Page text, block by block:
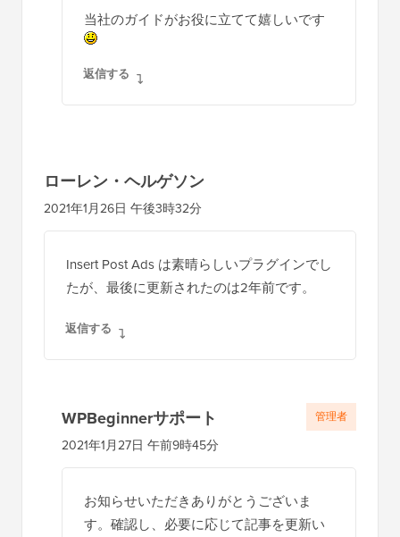
当社のガイドがお役に立てて嬉しいです
返信する
ローレン・ヘルゲソン
2021年1月26日 午後3時32分
Insert Post Ads は素晴らしいプラグインでし
たが、最後に更新されたのは2年前です。
返信する
WPBeginnerサポート
2021年1月27日 午前9時45分
お知らせいただきありがとうございま
す。確認し、必要に応じて記事を更新い
管理者